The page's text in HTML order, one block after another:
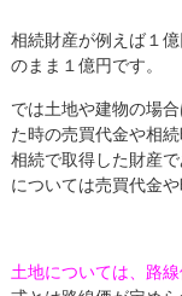
相続財産が例えば１
のまま１億円です。
では土地や建物の場
た時の売買代金や相
相続で取得した財産
については売買代金
土地については、路